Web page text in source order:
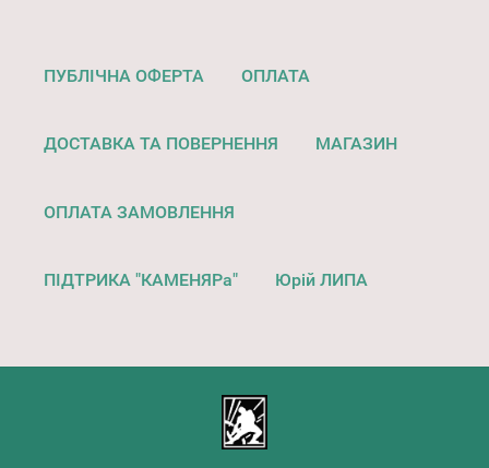
ПУБЛІЧНА ОФЕРТА ОПЛАТА
ДОСТАВКА ТА ПОВЕРНЕННЯ МАГАЗИН
ОПЛАТА ЗАМОВЛЕННЯ
ПІДТРИКА "КАМЕНЯРа" Юрій ЛИПА